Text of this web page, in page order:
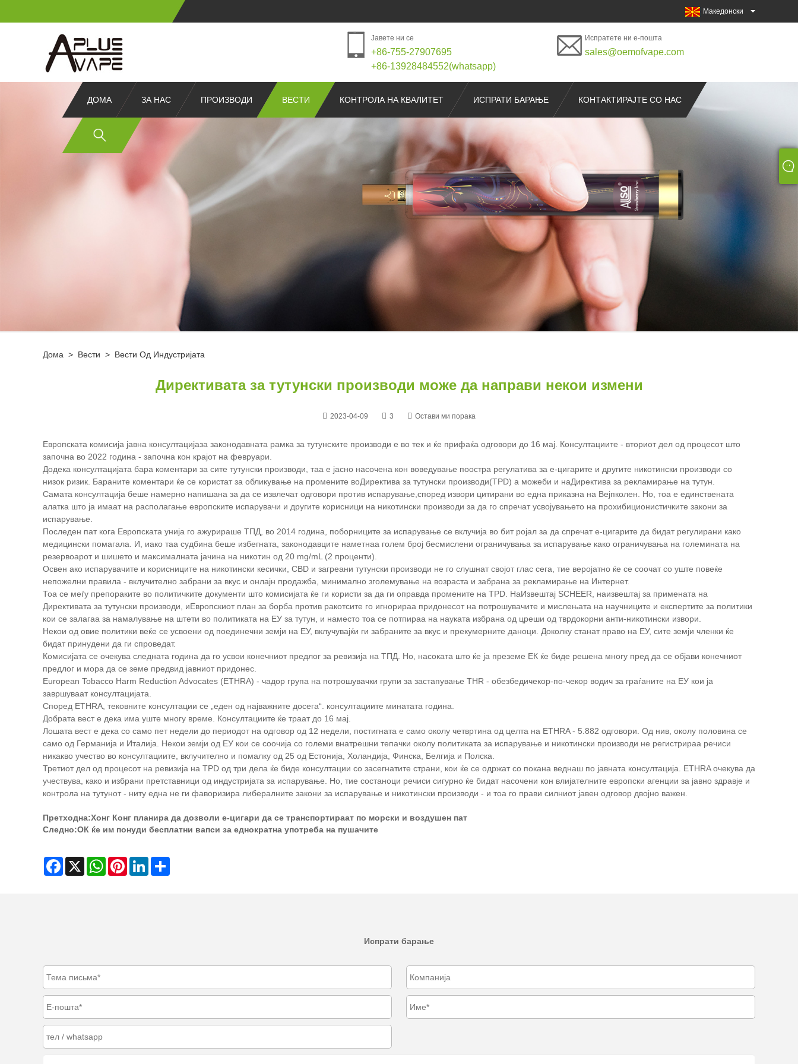
Македонски
Јавете ни се
+86-755-27907695
+86-13928484552(whatsapp)
Испратете ни е-пошта
sales@oemofvape.com
ДОМА ЗА НАС ПРОИЗВОДИ ВЕСТИ КОНТРОЛА НА КВАЛИТЕТ ИСПРАТИ БАРАЊЕ КОНТАКТИРАЈТЕ СО НАС
Дома > Вести > Вести Од Индустријата
Директивата за тутунски производи може да направи некои измени
2023-04-09 3 Остави ми порака
Европската комисија јавна консултацијаза законодавната рамка за тутунските производи е во тек и ќе прифаќа одговори до 16 мај. Консултациите - вториот дел од процесот што
започна во 2022 година - започна кон крајот на февруари.
Додека консултацијата бара коментари за сите тутунски производи, таа е јасно насочена кон воведување поостра регулатива за е-цигарите и другите никотински производи со
низок ризик. Бараните коментари ќе се користат за обликување на промените воДиректива за тутунски производи(TPD) а можеби и наДиректива за рекламирање на тутун
Самата консултација беше намерно напишана за да се извлечат одговори против испарување, според извори цитирани во една приказна на Вејпколен . Но, тоа е единствената
алатка што ја имаат на располагање европските испарувачи и другите корисници на никотински производи за да го спречат усвојувањето на прохибиционистичките закони за
испарување.
Последен пат кога Европската унија го ажурираше ТПД, во 2014 година, поборниците за испарување се вклучија во бит ројал за да спречат е-цигарите да бидат регулирани како
медицински помагала. И, иако таа судбина беше избегната, законодавците наметнаа голем број бесмислени ограничувања за испарување како ограничувања на големината на
резервоарот и шишето и максималната јачина на никотин од 20 mg/mL (2 проценти).
Освен ако испарувачите и корисниците на никотински кесички, CBD и загреани тутунски производи не го слушнат својот глас сега, тие веројатно ќе се соочат со уште повеќе
непожелни правила - вклучително забрани за вкус и онлајн продажба, минимално зголемување на возраста и забрана за рекламирање на Интернет.
Тоа се меѓу препораките во политичките документи што комисијата ќе ги користи за да ги оправда промените на TPD. НаИзвештај SCHEER , наизвештај за примената на
Директивата за тутунски производи , иЕвропскиот план за борба против ракотсите го игнорираа придонесот на потрошувачите и мислењата на научниците и експертите за политики
кои се залагаа за намалување на штети во политиката на ЕУ за тутун, и наместо тоа се потпираа на науката избрана од цреши од тврдокорни анти-никотински извори.
Некои од овие политики веќе се усвоени од поединечни земји на ЕУ, вклучувајќи ги забраните за вкус и прекумерните даноци. Доколку станат право на ЕУ, сите земји членки ќе
бидат принудени да ги спроведат.
Комисијата се очекува следната година да го усвои конечниот предлог за ревизија на ТПД. Но, насоката што ќе ја преземе ЕК ќе биде решена многу пред да се објави конечниот
предлог и мора да се земе предвид јавниот придонес.
European Tobacco Harm Reduction Advocates (ETHRA) - чадор група на потрошувачки групи за застапување THR - обезбедичекор-по-чекор водич за граѓаните на ЕУ кои ја
завршуваат консултацијата
Според ETHRA, тековните консултации се „еден од најважните досега“. консултациите минатата година.
Добрата вест е дека има уште многу време. Консултациите ќе траат до 16 мај.
Лошата вест е дека со само пет недели до периодот на одговор од 12 недели, постигната е само околу четвртина од целта на ETHRA - 5.882 одговори. Од нив, околу половина се
само од Германија и Италија. Некои земји од ЕУ кои се соочија со големи внатрешни тепачки околу политиката за испарување и никотински производи не регистрираа речиси
никакво учество во консултациите, вклучително и помалку од 25 од Естонија, Холандија, Финска, Белгија и Полска.
Третиот дел од процесот на ревизија на TPD од три дела ќе биде консултации со засегнатите страни, кои ќе се одржат со покана веднаш по јавната консултација. ETHRA очекува да
учествува, како и избрани претставници од индустријата за испарување. Но, тие состаноци речиси сигурно ќе бидат насочени кон влијателните европски агенции за јавно здравје и
контрола на тутунот - ниту една не ги фаворизира либералните закони за испарување и никотински производи - и тоа го прави силниот јавен одговор двојно важен.
Претходна:Хонг Конг планира да дозволи е-цигари да се транспортираат по морски и воздушен пат
Следно:ОК ќе им понуди бесплатни вапси за еднократна употреба на пушачите
Facebook WhatsAppPinterestLinkedIn
Испрати барање